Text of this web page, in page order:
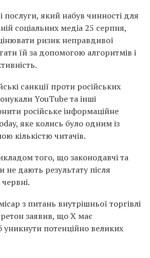
який набув чинності для
соціальних медіа 25 серпня,
ризик неправдивої
їй за допомогою алгоритмів і
санкції проти російських
YouTube та інші
російське інформаційне
яке колись було одним із
кількістю читачів.
того, що законодавчі та
не дають результату після
з питань внутрішньої торгівлі
заявив, що X має
потенційно великих